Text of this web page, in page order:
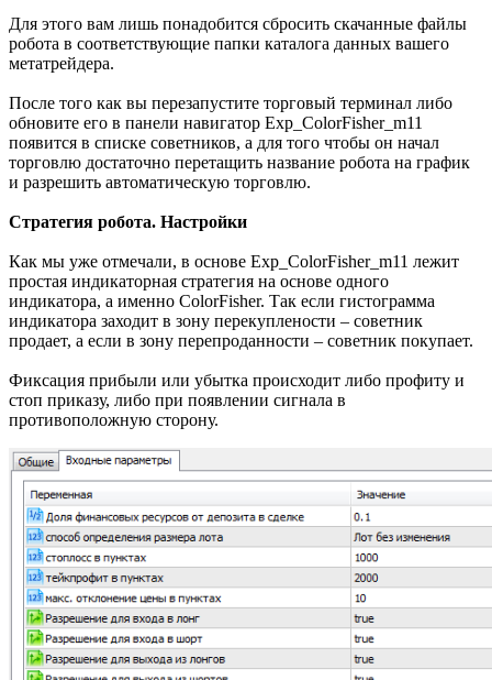
Для этого вам лишь понадобится сбросить скачанные файлы
робота в соответствующие папки каталога данных вашего
метатрейдера.
После того как вы перезапустите торговый терминал либо
обновите его в панели навигатор Exp_ColorFisher_m11
появится в списке советников, а для того чтобы он начал
торговлю достаточно перетащить название робота на график
и разрешить автоматическую торговлю.
Стратегия робота. Настройки
Как мы уже отмечали, в основе Exp_ColorFisher_m11 лежит
простая индикаторная стратегия на основе одного
индикатора, а именно ColorFisher. Так если гистограмма
индикатора заходит в зону перекуплености – советник
продает, а если в зону перепроданности – советник покупает.
Фиксация прибыли или убытка происходит либо профиту и
стоп приказу, либо при появлении сигнала в
противоположную сторону.